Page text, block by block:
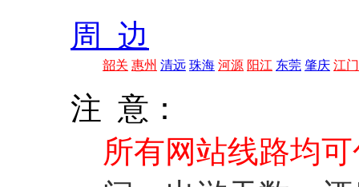
周 边
韶关 惠州 清远 珠海 河源 阳江 东莞 肇庆 江门
注 意：
所有网站线路均